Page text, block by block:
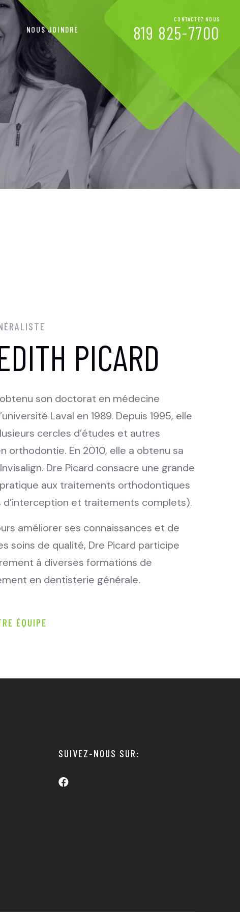
NOUS JOINDRE
CONTACTEZ NOUS
819 825-7700
PICARD
son doctorat en médecine
Laval en 1989. Depuis 1995, elle
cercles d’études et autres
orthodontie. En 2010, elle a obtenu sa
Dre Picard consacre une grande
aux traitements orthodontiques
et traitements complets).
améliorer ses connaissances et de
soins de qualité, Dre Picard participe
à diverses formations de
en dentisterie générale.
ÉQUIPE
SUIVEZ-NOUS SUR: